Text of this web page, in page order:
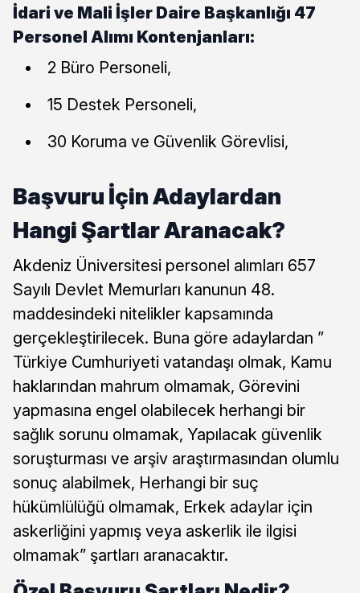
İdari ve Mali İşler Daire Başkanlığı 47
Personel Alımı Kontenjanları:
2 Büro Personeli,
15 Destek Personeli,
30 Koruma ve Güvenlik Görevlisi,
Başvuru İçin Adaylardan
Hangi Şartlar Aranacak?
Akdeniz Üniversitesi personel alımları 657
Sayılı Devlet Memurları kanunun 48.
maddesindeki nitelikler kapsamında
gerçekleştirilecek. Buna göre adaylardan ”
Türkiye Cumhuriyeti vatandaşı olmak, Kamu
haklarından mahrum olmamak, Görevini
yapmasına engel olabilecek herhangi bir
sağlık sorunu olmamak, Yapılacak güvenlik
soruşturması ve arşiv araştırmasından olumlu
sonuç alabilmek, Herhangi bir suç
hükümlülüğü olmamak, Erkek adaylar için
askerliğini yapmış veya askerlik ile ilgisi
olmamak” şartları aranacaktır.